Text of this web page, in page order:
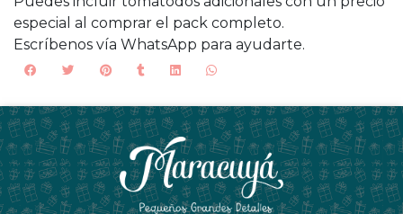
especial al comprar el pack completo.
Escríbenos vía WhatsApp para ayudarte.